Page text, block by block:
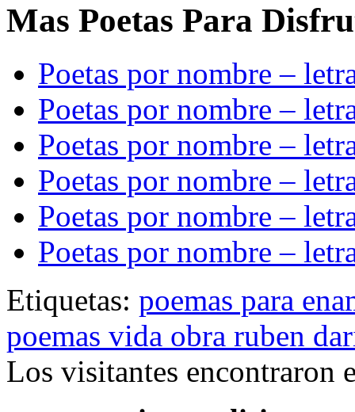
Mas Poetas Para
Poetas por nombre –
Poetas por nombre –
Poetas por nombre –
Poetas por nombre –
Poetas por nombre –
Poetas por nombre –
Etiquetas: poemas para
poemas vida obra ruben
Los visitantes encontraron